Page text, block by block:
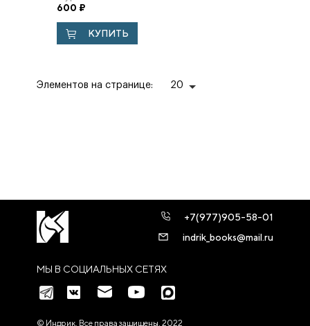
дипломатия на
Православном
Востоке.
600 ₽
КУПИТЬ
Элементов на странице: 20
МЫ В СОЦИАЛЬНЫХ СЕТЯХ
+7(977)905-58-01
indrik_books@mail.ru
© Индрик. Все права защищены, 2022